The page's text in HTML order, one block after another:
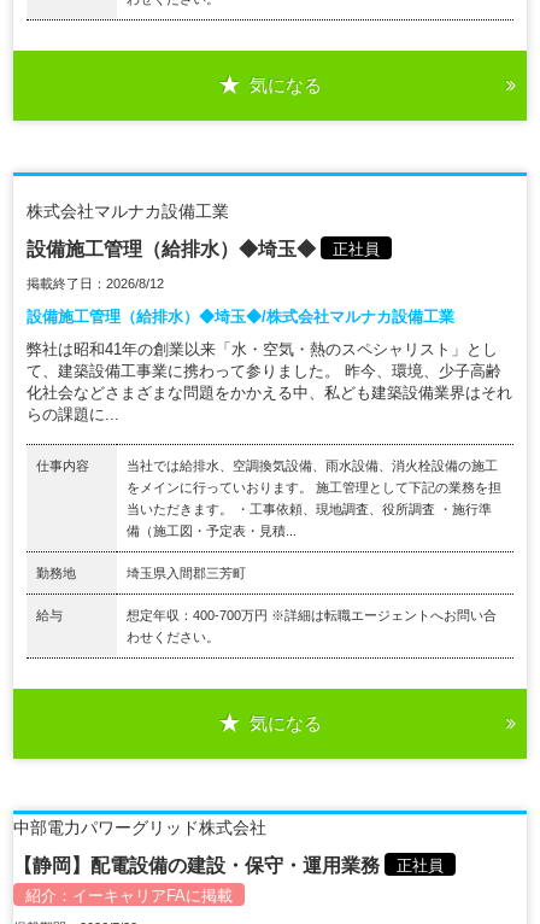
気になる
株式会社マルナカ設備工業
設備施工管理（給排水）◆埼玉◆ 正社員
掲載終了日：2026/8/12
設備施工管理（給排水）◆埼玉◆/株式会社マルナカ設備工業
弊社は昭和41年の創業以来「水・空気・熱のスペシャリスト」とし
て、建築設備工事業に携わって参りました。 昨今、環境、少子高齢
化社会などさまざまな問題をかかえる中、私ども建築設備業界はそれ
らの課題に...
仕事内容
当社では給排水、空調換気設備、雨水設備、消火栓設備の施工
をメインに行っていおります。 施工管理として下記の業務を担
当いただきます。 ・工事依頼、現地調査、役所調査 ・施行準
備（施工図・予定表・見積...
勤務地 埼玉県入間郡三芳町
給与
想定年収：400-700万円 ※詳細は転職エージェントへお問い合
わせください。
気になる
中部電力パワーグリッド株式会社
【静岡】配電設備の建設・保守・運用業務
正社員
紹介： イーキャリアFAに掲載